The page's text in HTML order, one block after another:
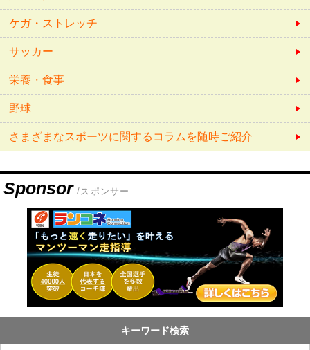
ケガ・ストレッチ
サッカー
栄養・食事
野球
さまざまなスポーツに関するコラムを随時ご紹介
Sponsor /スポンサー
キーワード検索